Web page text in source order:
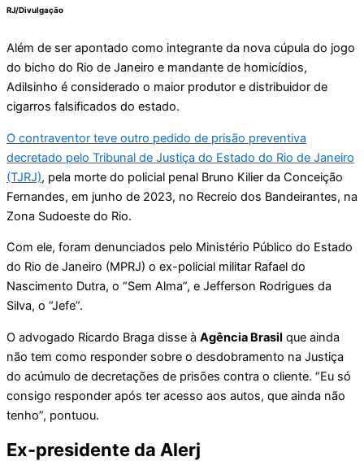
RJ/Divulgação
Além de ser apontado como integrante da nova cúpula do jogo
do bicho do Rio de Janeiro e mandante de homicídios,
Adilsinho é considerado o maior produtor e distribuidor de
cigarros falsificados do estado.
O contraventor teve outro pedido de prisão preventiva
decretado pelo Tribunal de Justiça do Estado do Rio de Janeiro
(TJRJ), pela morte do policial penal Bruno Kilier da Conceição
Fernandes, em junho de 2023, no Recreio dos Bandeirantes, na
Zona Sudoeste do Rio.
Com ele, foram denunciados pelo Ministério Público do Estado
do Rio de Janeiro (MPRJ) o ex-policial militar Rafael do
Nascimento Dutra, o “Sem Alma”, e Jefferson Rodrigues da
Silva, o “Jefe”.
O advogado Ricardo Braga disse à Agência Brasil que ainda
não tem como responder sobre o desdobramento na Justiça
do acúmulo de decretações de prisões contra o cliente. “Eu só
consigo responder após ter acesso aos autos, que ainda não
tenho”, pontuou.
Ex-presidente da Alerj